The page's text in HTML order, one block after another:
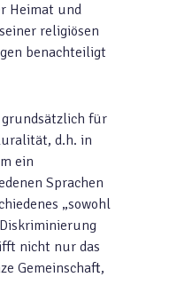
Heimat und
religiösen
benachteiligt
grundsätzlich für
d.h. in
ein
Sprachen
„sowohl
nicht nur das
Gemeinschaft,